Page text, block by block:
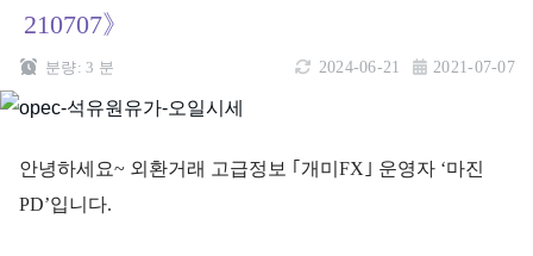
210707》
2021-07-07
2024-06-21
분량: 3 분
안녕하세요~ 외환거래 고급정보 ｢개미FX｣ 운영자 ‘마진
PD’입니다.